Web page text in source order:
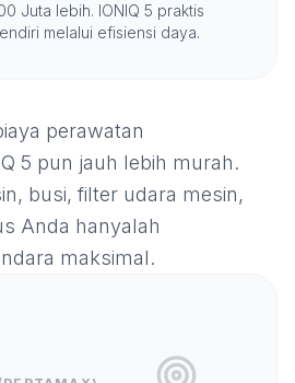
Juta lebih. IONIQ 5 praktis
melalui efisiensi daya.
perawatan
5 pun jauh lebih murah.
busi, filter udara mesin,
Anda hanyalah
maksimal.